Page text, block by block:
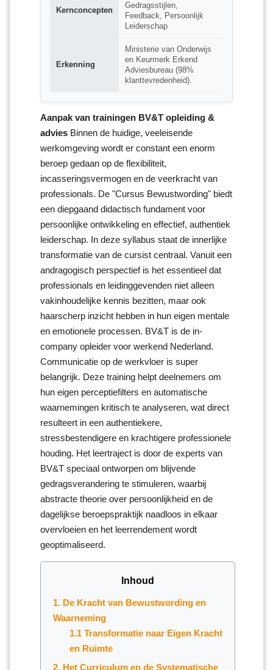
Kernconcepten
Gedragsstijlen,
Feedback, Persoonlijk
Leiderschap
Erkenning
Ministerie van Onderwijs
en Keurmerk Erkend
Adviesbureau (98%
klanttevredenheid).
Aanpak van trainingen BV&T opleiding &
advies Binnen de huidige, veeleisende
werkomgeving wordt er constant een enorm
beroep gedaan op de flexibiliteit,
incasseringsvermogen en de veerkracht van
professionals. De "Cursus Bewustwording" biedt
een diepgaand didactisch fundament voor
persoonlijke ontwikkeling en effectief, authentiek
leiderschap. In deze syllabus staat de innerlijke
transformatie van de cursist centraal. Vanuit een
andragogisch perspectief is het essentieel dat
professionals en leidinggevenden niet alleen
vakinhoudelijke kennis bezitten, maar ook
haarscherp inzicht hebben in hun eigen mentale
en emotionele processen. BV&T is de in-
company opleider voor werkend Nederland.
Communicatie op de werkvloer is super
belangrijk. Deze training helpt deelnemers om
hun eigen perceptiefilters en automatische
waarnemingen kritisch te analyseren, wat direct
resulteert in een authentiekere,
stressbestendigere en krachtigere professionele
houding. Het leertraject is door de experts van
BV&T speciaal ontworpen om blijvende
gedragsverandering te stimuleren, waarbij
abstracte theorie over persoonlijkheid en de
dagelijkse beroepspraktijk naadloos in elkaar
overvloeien en het leerrendement wordt
geoptimaliseerd.
Inhoud
1. De Kracht van Bewustwording en
Waarneming
1.1 Transformatie naar Eigen Kracht
en Ruimte
2. Het Curriculum en de Systematische